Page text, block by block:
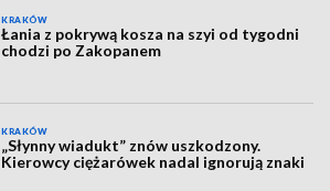
KRAKÓW
Łania z pokrywą kosza na szyi od tygodni
chodzi po Zakopanem
KRAKÓW
„Słynny wiadukt” znów uszkodzony.
Kierowcy ciężarówek nadal ignorują znaki